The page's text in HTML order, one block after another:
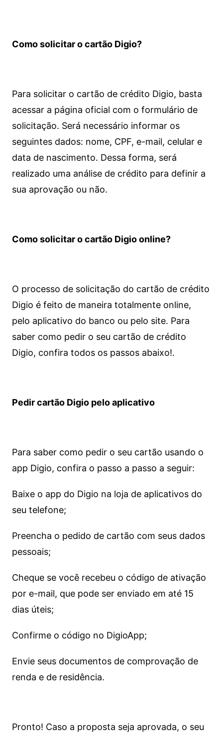
Como solicitar o cartão Digio?
Para solicitar o cartão de crédito Digio, basta
acessar a página oficial com o formulário de
solicitação. Será necessário informar os
seguintes dados: nome, CPF, e-mail, celular e
data de nascimento. Dessa forma, será
realizado uma análise de crédito para definir a
sua aprovação ou não.
Como solicitar o cartão Digio online?
O processo de solicitação do cartão de crédito
Digio é feito de maneira totalmente online,
pelo aplicativo do banco ou pelo site. Para
saber como pedir o seu cartão de crédito
Digio, confira todos os passos abaixo!.
Pedir cartão Digio pelo aplicativo
Para saber como pedir o seu cartão usando o
app Digio, confira o passo a passo a seguir:
Baixe o app do Digio na loja de aplicativos do
seu telefone;
Preencha o pedido de cartão com seus dados
pessoais;
Cheque se você recebeu o código de ativação
por e-mail, que pode ser enviado em até 15
dias úteis;
Confirme o código no DigioApp;
Envie seus documentos de comprovação de
renda e de residência.
Pronto! Caso a proposta seja aprovada, o seu